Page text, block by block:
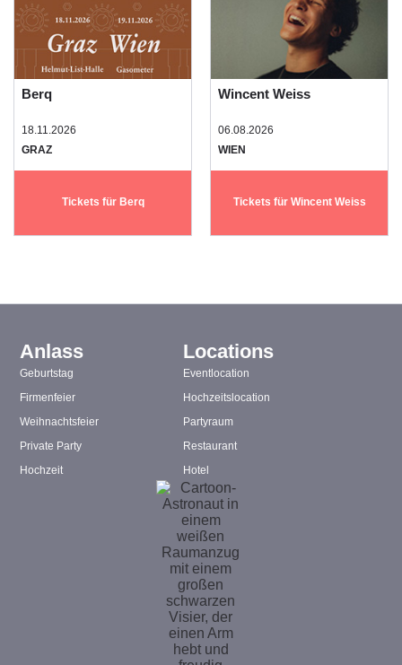
Berq
18.11.2026
GRAZ
Tickets für Berq
Wincent Weiss
06.08.2026
WIEN
Tickets für Wincent Weiss
Anlass
Geburtstag
Firmenfeier
Weihnachtsfeier
Private Party
Hochzeit
Locations
Eventlocation
Hochzeitslocation
Partyraum
Restaurant
Hotel